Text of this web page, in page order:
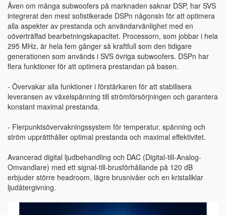
Även om många subwoofers på marknaden saknar DSP, har SVS
integrerat den mest sofistikerade DSPn någonsin för att optimera
alla aspekter av prestanda och användarvänlighet med en
oöverträffad bearbetningskapacitet. Processorn, som jobbar i hela
295 MHz, är hela fem gånger så kraftfull som den tidigare
generationen som används i SVS övriga subwoofers. DSPn har
flera funktioner för att optimera prestandan på basen.
- Övervakar alla funktioner i förstärkaren för att stabilisera
leveransen av växelspänning till strömförsörjningen och garantera
konstant maximal prestanda.
- Flerpunktsövervakningssystem för temperatur, spänning och
ström upprätthåller optimal prestanda och maximal effektivitet.
Avancerad digital ljudbehandling och DAC (Digital-till-Analog-
Omvandlare) med ett signal-till-brusförhållande på 120 dB
erbjuder större headroom, lägre brusnivåer och en kristallklar
ljudåtergivning.